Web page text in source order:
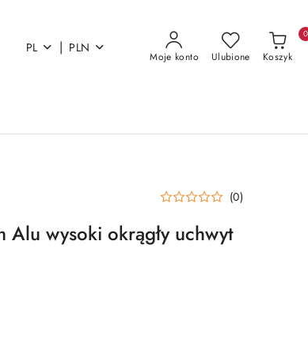
PL | PLN
Moje konto Ulubione Koszyk
0
(0)
wysoki okrągły uchwyt